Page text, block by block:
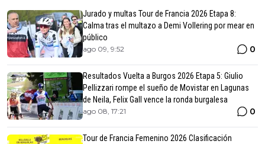
Jurado y multas Tour de Francia 2026 Etapa 8:
Calma tras el multazo a Demi Vollering por mear en
público
ago 09, 9:52 0
Resultados Vuelta a Burgos 2026 Etapa 5: Giulio
Pellizzari rompe el sueño de Movistar en Lagunas
de Neila, Felix Gall vence la ronda burgalesa
ago 08, 17:21 0
Tour de Francia Femenino 2026 Clasificación